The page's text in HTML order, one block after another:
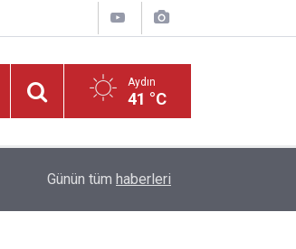
Aydın
41 °C
Aydın'da korkutan yangın! Araç bir anda alev aldı
Günün tüm haberleri